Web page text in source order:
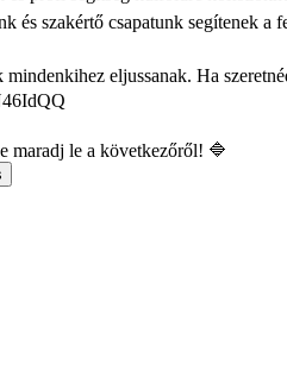
és szakértő csapatunk segítenek
eljussanak. Ha
maradj le a következőről! 🔷